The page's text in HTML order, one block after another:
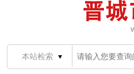
本站检索